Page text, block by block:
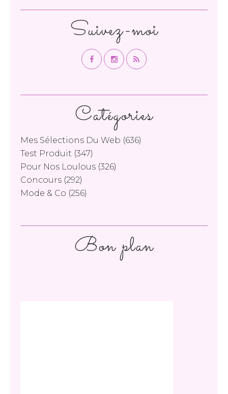
Catégories
Mes Sélections Du Web (636)
Test Produit (347)
Pour Nos Loulous (326)
Concours (292)
Mode & Co (256)
Suivez-moi
Bon plan